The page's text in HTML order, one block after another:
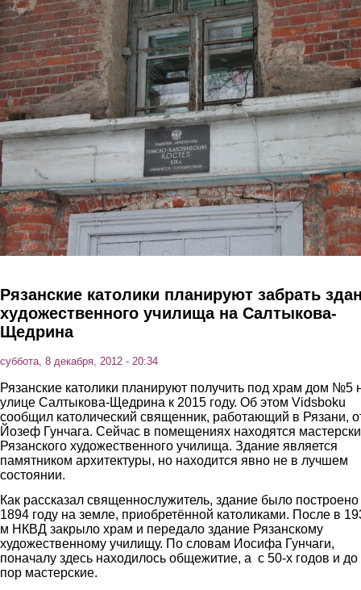
Перейти к основному содержанию
Рязанские католики планируют забрать
художественного училища на Салтыкова-
Щедрина
суббота, 8 декабря, 2012 - 20:34
Рязанские католики планируют получить под храм дом №5
улице Салтыкова-Щедрина к 2015 году. Об этом Vidsboku
сообщил католический священник, работающий в Рязани,
Йозеф Гунчага. Сейчас в помещениях находятся
Рязанского художественного училища. Здание является
памятником архитектуры, но находится явно не в лучшем
состоянии.
Как рассказал священнослужитель, здание было построено
1894 году на земле, приобретённой католиками. После в
м НКВД закрыло храм и передало здание Рязанскому
художественному училищу. По словам Иосифа Гунчаги,
поначалу здесь находилось общежитие, а с 50-х годов и до
пор мастерские.